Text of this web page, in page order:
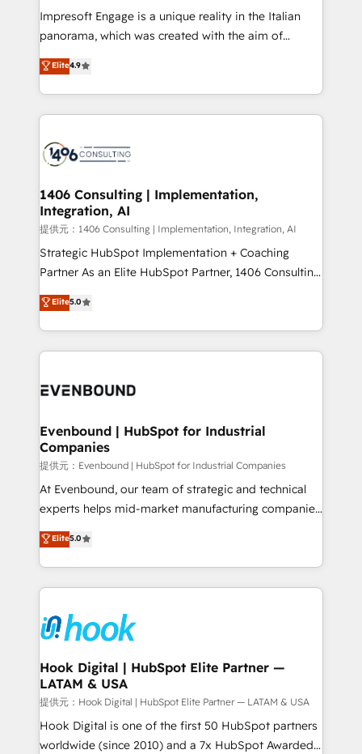
Impresoft Engage is a unique reality in the Italian
panorama, which was created with the aim of
putting Customer Experience at the center by
creating digital environments capable of integrating
people, processes and data. We offer the best
digital solutions on the market, ranging from CRM
marketing automation to online and offline sales
allowing companies to optimize processes and meet
the needs of the customer. We are part of Impresoft
Group, a group of specialized and complementary
companies that divide their offer into 4
Competence Centers: Smart Manufacturing,
The synergies generated by these integrations,
together with the combination of talents, skills,
to accompany companies on their digital
Elite4.9
1406 Consulting | Implementation,
Integration, AI
提供元：1406 Consulting | Implementation, Integration, AI
Strategic HubSpot Implementation + Coaching
Partner As an Elite HubSpot Partner, 1406 Consulting
helps mid-market revenue teams transform how
they sell, market, and serve. We don't just build your
HubSpot—we teach your team to own it, then stay
to help you keep winning. What We Do ⚙️ CRM
Data & Content 📈 Sales & Marketing Alignment +
Agent Creation 🔄 Custom Integrations & Data
Migration Why 1406 We become part of your team.
Your team learns while we build. We fix what others
broke. Built for mid-market reality—practical
solutions that work with your actual headcount and
HubSpot partners 🔄 Top 5% globally in client
retention 📅 8+ years of consistent results since 2017
move beyond spreadsheets into unified systems
that drive real business results.
Elite5.0
Evenbound | HubSpot for Industrial
Companies
提供元：Evenbound | HubSpot for Industrial Companies
At Evenbound, our team of strategic and technical
experts helps mid-market manufacturing companies
achieve real growth. We specialize in delivering
tailored solutions that drive results by leveraging
HubSpot’s platform and data to fuel success.
Technical Solutions: - HubSpot Technical Consulting -
Onboarding - Data Migration & Integrations -
Technical Audit & Optimization Strategic Solutions: -
Revenue Operations - Inbound Marketing -
Outbound Marketing - HubSpot CMS Website
Design & Development We empower our clients to
reach their full potential by providing transparent,
relationship-driven support. With over 300 HubSpot
Elite5.0
Hook Digital | HubSpot Elite Partner —
LATAM & USA
提供元：Hook Digital | HubSpot Elite Partner — LATAM & USA
Hook Digital is one of the first 50 HubSpot partners
worldwide (since 2010) and a 7x HubSpot Awarded